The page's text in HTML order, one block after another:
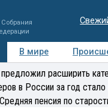
В мире
Медиацентр
расширить
в России за год
пенсия по